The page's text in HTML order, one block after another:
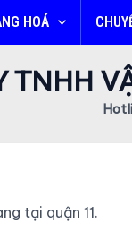
HOÁ
TNHH
tại quận 11.